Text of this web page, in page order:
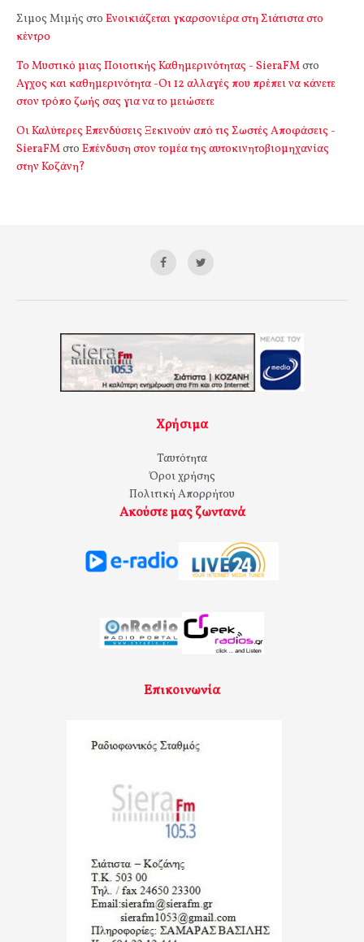
Σιμος Μιμής στο Ενοικιάζεται γκαρσονιέρα στη Σιάτιστα στο
κέντρο
Το Μυστικό μιας Ποιοτικής Καθημερινότητας - SieraFMστο
Αγχος και καθημερινότητα -Οι 12 αλλαγές που πρέπει να κάνετε
στον τρόπο ζωής σας για να το μειώσετε
Οι Καλύτερες Επενδύσεις Ξεκινούν από τις Σωστές Αποφάσεις -
SieraFMστο Επένδυση στον τομέα της αυτοκινητοβιομηχανίας
στην Κοζάνη?
Χρήσιμα
Ταυτότητα
Όροι χρήσης
Πολιτική Απορρήτου
Ακούστε μας ζωντανά
Επικοινωνία